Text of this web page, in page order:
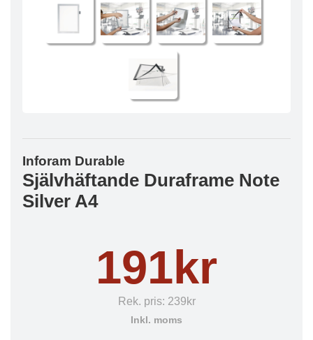
Inforam Durable
Självhäftande Duraframe Note
Silver A4
191kr
Rek. pris: 239kr
Inkl. moms